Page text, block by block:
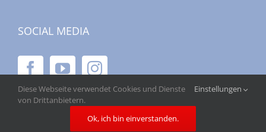
SOCIAL MEDIA
Diese Webseite verwendet Cookies und Dienste
von Drittanbietern.
Einstellungen
Ok, ich bin einverstanden.